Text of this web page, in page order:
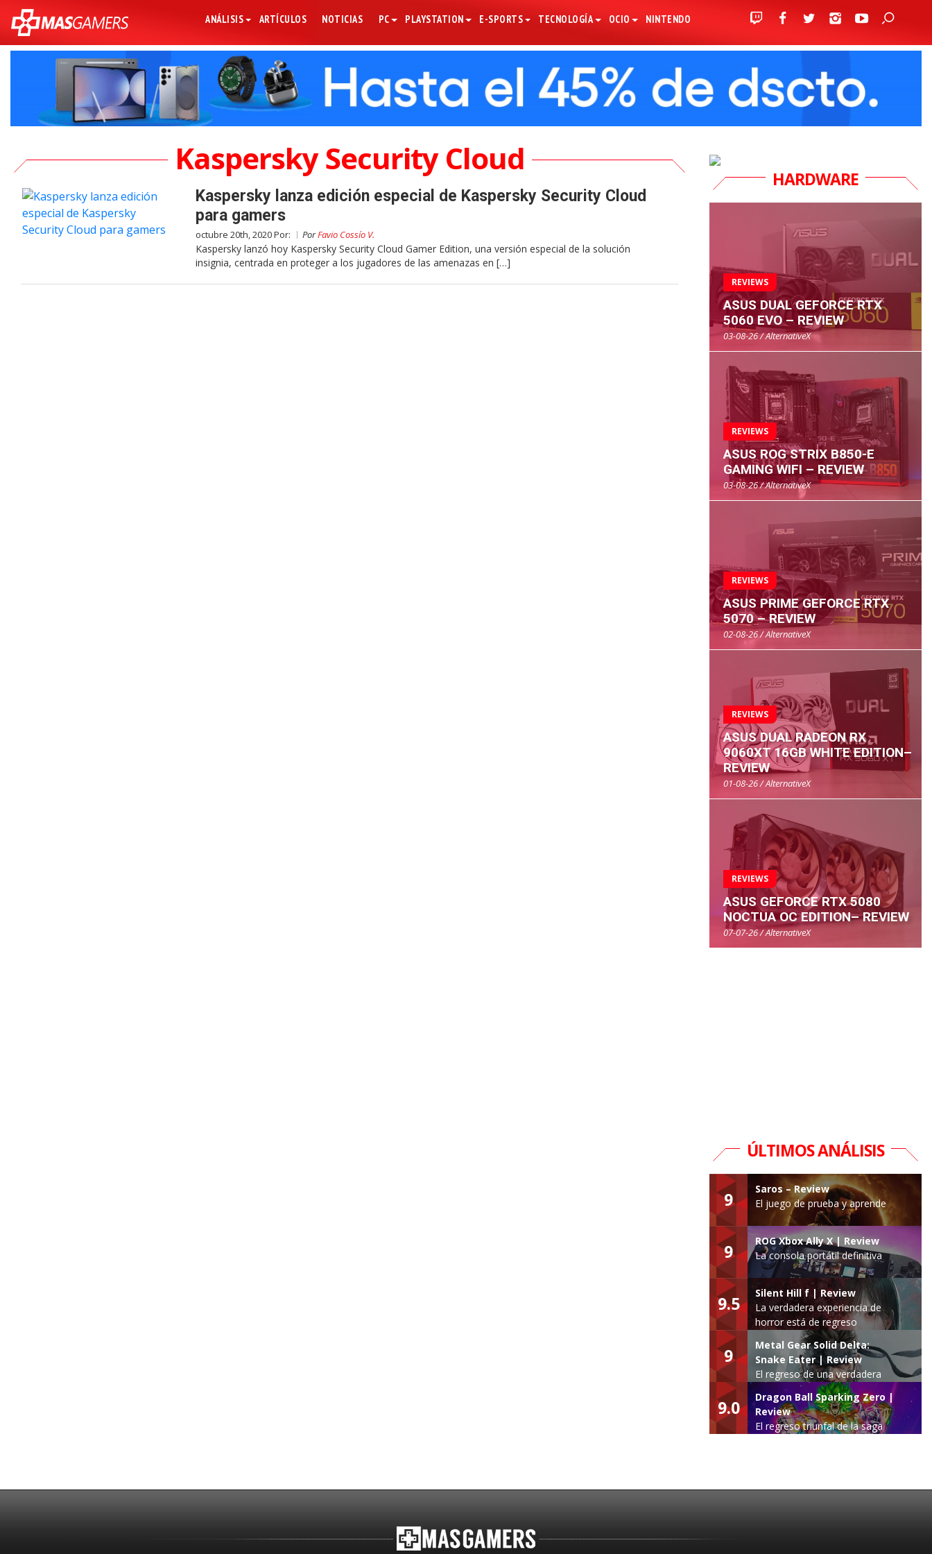
ANÁLISIS ARTÍCULOS NOTICIAS PC PLAYSTATION E-SPORTS TECNOLOGÍA OCIO NINTENDO
Kaspersky Security Cloud
Kaspersky lanza edición especial de Kaspersky Security Cloud
para gamers
octubre 20th, 2020 Por: PorFavio Cossío V.
Kaspersky lanzó hoy Kaspersky Security Cloud Gamer Edition, una versión especial de la solución
insignia, centrada en proteger a los jugadores de las amenazas en […]
HARDWARE
REVIEWS
ASUS DUAL GEFORCE RTX
5060 EVO – REVIEW
03-08-26 / AlternativeX
REVIEWS
ASUS ROG STRIX B850-E
GAMING WIFI – REVIEW
03-08-26 / AlternativeX
REVIEWS
ASUS PRIME GEFORCE RTX
5070 – REVIEW
02-08-26 / AlternativeX
REVIEWS
ASUS DUAL RADEON RX
9060XT 16GB WHITE EDITION–
REVIEW
01-08-26 / AlternativeX
REVIEWS
ASUS GEFORCE RTX 5080
NOCTUA OC EDITION– REVIEW
07-07-26 / AlternativeX
ÚLTIMOS ANÁLISIS
9
Saros – Review
El juego de prueba y aprende
9
ROG Xbox Ally X | Review
La consola portátil definitiva
9.5
Silent Hill f | Review
La verdadera experiencia de
horror está de regreso
9
Metal Gear Solid Delta:
Snake Eater | Review
El regreso de una verdadera
leyenda
9.0
Dragon Ball Sparking Zero |
Review
El regreso triunfal de la saga